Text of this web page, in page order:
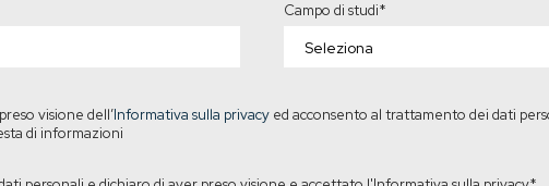
Campo di studi*
visione dell’Informativa sulla privacy ed acconsento al trattamento dei dati
di informazioni